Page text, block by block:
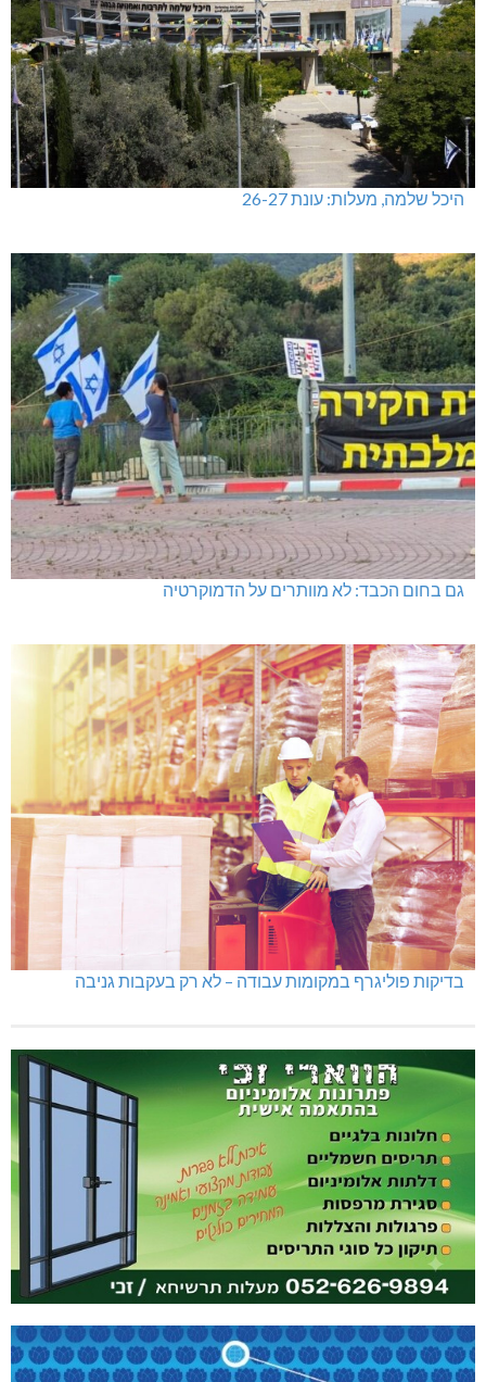
היכל שלמה, מעלות: עונת 26-27
גם בחום הכבד: לא מוותרים על הדמוקרטיה
בדיקות פוליגרף במקומות עבודה – לא רק בעקבות גניבה